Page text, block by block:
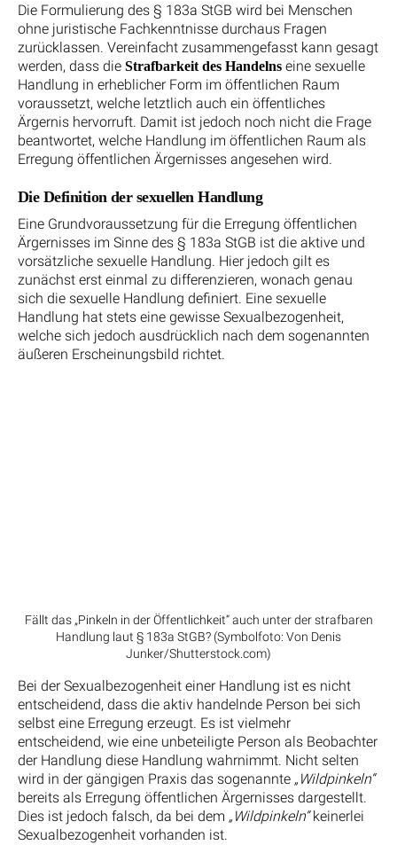
Die Formulierung des § 183a StGB wird bei Menschen
ohne juristische Fachkenntnisse durchaus Fragen
zurücklassen. Vereinfacht zusammengefasst kann gesagt
werden, dass die Strafbarkeit des Handelns eine sexuelle
Handlung in erheblicher Form im öffentlichen Raum
voraussetzt, welche letztlich auch ein öffentliches
Ärgernis hervorruft. Damit ist jedoch noch nicht die Frage
beantwortet, welche Handlung im öffentlichen Raum als
Erregung öffentlichen Ärgernisses angesehen wird.
Die Definition der sexuellen Handlung
Eine Grundvoraussetzung für die Erregung öffentlichen
Ärgernisses im Sinne des § 183a StGB ist die aktive und
vorsätzliche sexuelle Handlung. Hier jedoch gilt es
zunächst erst einmal zu differenzieren, wonach genau
sich die sexuelle Handlung definiert. Eine sexuelle
Handlung hat stets eine gewisse Sexualbezogenheit,
welche sich jedoch ausdrücklich nach dem sogenannten
äußeren Erscheinungsbild richtet.
Fällt das „Pinkeln in der Öffentlichkeit“ auch unter der strafbaren
Handlung laut § 183a StGB? (Symbolfoto: Von Denis
Junker/Shutterstock.com)
Bei der Sexualbezogenheit einer Handlung ist es nicht
entscheidend, dass die aktiv handelnde Person bei sich
selbst eine Erregung erzeugt. Es ist vielmehr
entscheidend, wie eine unbeteiligte Person als Beobachter
der Handlung diese Handlung wahrnimmt. Nicht selten
wird in der gängigen Praxis das sogenannte „Wildpinkeln“
bereits als Erregung öffentlichen Ärgernisses dargestellt.
Dies ist jedoch falsch, da bei dem „Wildpinkeln“keinerlei
Sexualbezogenheit vorhanden ist.